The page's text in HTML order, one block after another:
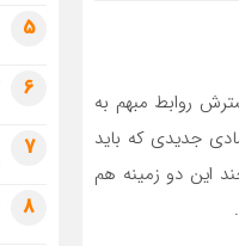
روابط مبهم به
جدیدی که باید
این دو زمینه هم
5
6
7
8